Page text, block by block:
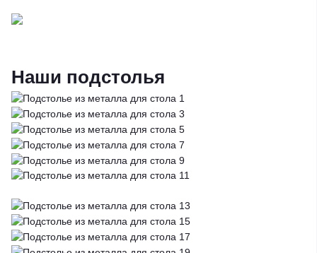
Наши подстолья